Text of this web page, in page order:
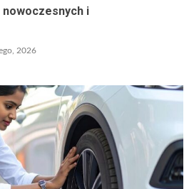
nowoczesnych i
2026